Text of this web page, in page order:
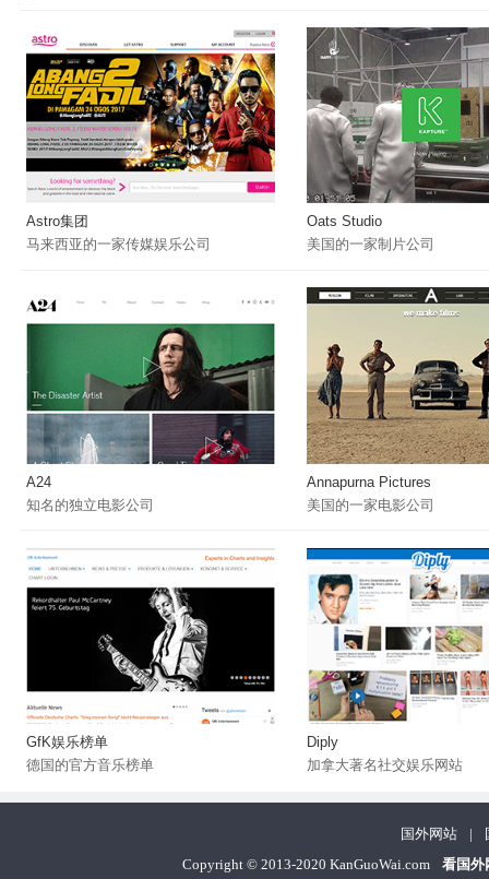
Astro集团
马来西亚的一家传媒娱乐公司
Oats Studio
美国的一家制片公司
A24
知名的独立电影公司
Annapurna Pictures
美国的一家电影公司
GfK娱乐榜单
德国的官方音乐榜单
Diply
加拿大著名社交娱乐网站
国外网站 |
Copyright ©2013-2020 KanGuoWai.com 看国外